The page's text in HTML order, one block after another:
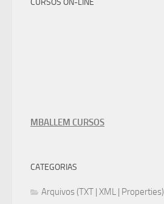
CURSOS ON-LINE
MBALLEM CURSOS
CATEGORIAS
Arquivos (TXT | XML | Properties)